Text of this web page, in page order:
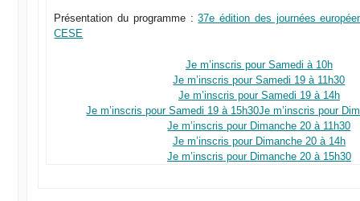
Présentation du programme :37e édition des journées
CESE
Je m’inscris pour Samedi à 10h
Je m’inscris pour Samedi 19 à 11h30
Je m’inscris pour Samedi 19 à 14h
Je m’inscris pour Samedi 19 à 15h30Je m’inscris pour
Je m’inscris pour Dimanche 20 à 11h30
Je m’inscris pour Dimanche 20 à 14h
Je m’inscris pour Dimanche 20 à 15h30